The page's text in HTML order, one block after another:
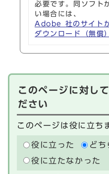
必要です。同ソフト
い場合には、
Adobe 社のサイト
ダウンロード（無償
このページに対し
ださい
このページは役に立ち
役に立った
どち
役に立たなかった